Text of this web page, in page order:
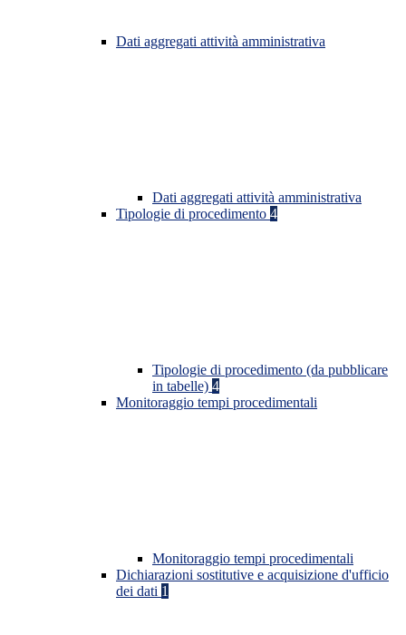
Dati aggregati attività amministrativa
Dati aggregati attività amministrativa
Tipologie di procedimento 4
Tipologie di procedimento (da pubblicare
in tabelle) 4
Monitoraggio tempi procedimentali
Monitoraggio tempi procedimentali
Dichiarazioni sostitutive e acquisizione d'ufficio
dei dati 1